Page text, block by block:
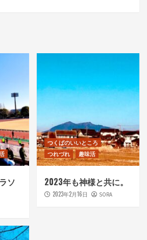
ソ
つくばのいいところ
つれづれ
趣味活
2023年も神様と共に。
2023年2月16日 SORA